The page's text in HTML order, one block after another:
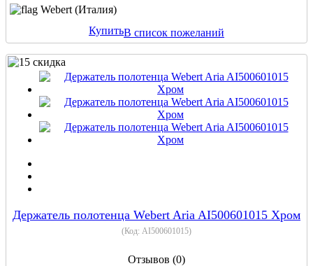
Webert (Италия)
КупитьВ список пожеланий
Держатель полотенца Webert Aria AI500601015 Хром
(Код: AI500601015)
Отзывов (0)